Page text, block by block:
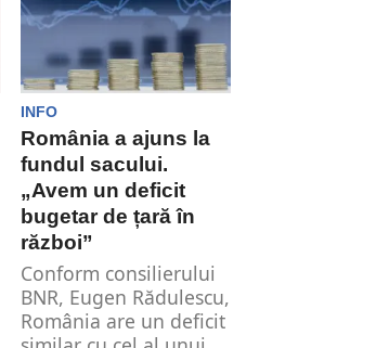
INFO
România a ajuns la
fundul sacului.
„Avem un deficit
bugetar de țară în
război”
Conform consilierului
BNR, Eugen Rădulescu,
România are un deficit